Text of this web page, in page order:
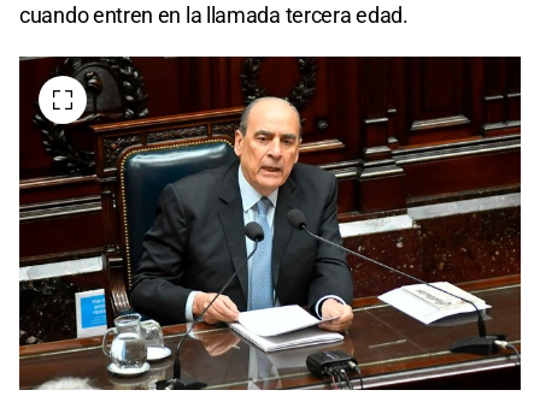
cuando entren en la llamada tercera edad.